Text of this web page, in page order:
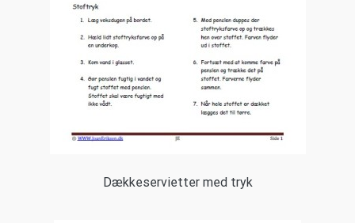
Dækkeservietter med tryk